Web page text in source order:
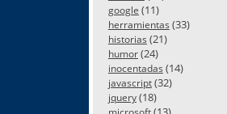
google (11)
herramientas (33)
historias (21)
humor(24)
inocentadas (14)
javascript(32)
jquery(18)